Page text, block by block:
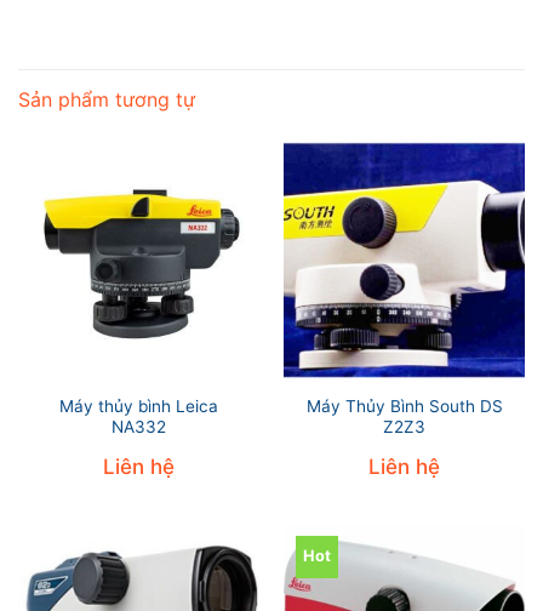
Sản phẩm tương tự
Máy thủy bình Leica
NA332
Liên hệ
Máy Thủy Bình South DS
Z2Z3
Liên hệ
Hot